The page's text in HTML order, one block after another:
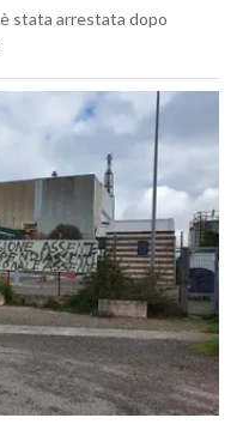
stata arrestata dopo